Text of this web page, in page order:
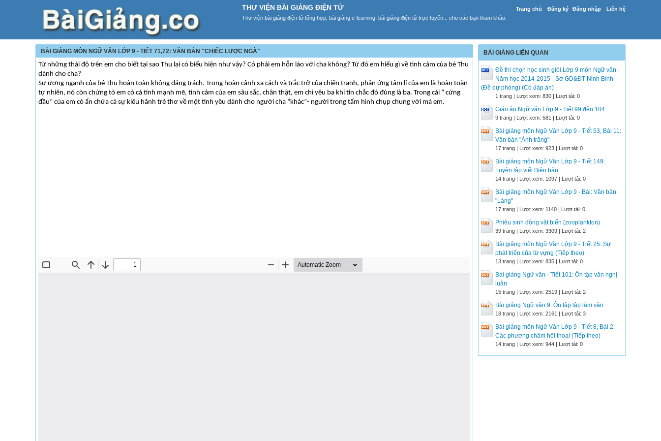
Trang chủ Đăng ký Đăng nhập Liên hệ
THƯ VIỆN BÀI GIẢNG ĐIỆN TỬ
Thư viện bài giảng điện tử tổng hợp, bài giảng e-learning, bài giảng điện tử trực tuyến... cho các bạn tham khảo.
BÀI GIẢNG MÔN NGỮ VĂN LỚP 9 - TIẾT 71,72: VĂN BẢN "CHIẾC LƯỢC NGÀ"
Từ những thái độ trên em cho biết tại sao Thu lại có biểu hiện như vậy? Có phải em hỗn láo với cha không? Từ đó em hiểu gì về tình cảm của bé Thu
dành cho cha?
Sự ương ngạnh của bé Thu hoàn toàn không đáng trách. Trong hoàn cảnh xa cách và trắc trở của chiến tranh, phản ứng tâm lí của em là hoàn toàn
tự nhiên, nó còn chứng tỏ em có cá tính mạnh mẽ, tình cảm của em sâu sắc, chân thật, em chỉ yêu ba khi tin chắc đó đúng là ba. Trong cái “ cứng
đầu” của em có ẩn chứa cả sự kiêu hãnh trẻ thơ về một tình yêu dành cho người cha “khác”- người trong tấm hình chụp chung với má em.
BÀI GIẢNG LIÊN QUAN
Đề thi chọn học sinh giỏi Lớp 9 môn Ngữ văn -
Năm học 2014-2015 - Sở GD&ĐT Ninh Bình
(Đề dự phòng) (Có đáp án)
1 trang | Lượt xem: 830 | Lượt tải: 0
Giáo án Ngữ văn Lớp 9 - Tiết 99 đến 104
9 trang | Lượt xem: 581 | Lượt tải: 0
Bài giảng môn Ngữ Văn Lớp 9 - Tiết 53, Bài 11:
Văn bản "Ánh trăng"
17 trang | Lượt xem: 923 | Lượt tải: 0
Bài giảng môn Ngữ Văn Lớp 9 - Tiết 149:
Luyện tập viết Biên bản
14 trang | Lượt xem: 1097 | Lượt tải: 0
Bài giảng môn Ngữ Văn Lớp 9 - Bài: Văn bản
"Làng"
17 trang | Lượt xem: 1140 | Lượt tải: 0
Phiêu sinh động vật biển (zooplankton)
39 trang | Lượt xem: 3309 | Lượt tải: 2
Bài giảng môn Ngữ Văn Lớp 9 - Tiết 25: Sự
phát triển của từ vựng (Tiếp theo)
13 trang | Lượt xem: 835 | Lượt tải: 0
Bài giảng Ngữ văn - Tiết 101: Ôn tập văn nghị
luận
15 trang | Lượt xem: 2519 | Lượt tải: 2
Bài giảng Ngữ văn 9: Ôn tập tập làm văn
18 trang | Lượt xem: 2161 | Lượt tải: 3
Bài giảng môn Ngữ Văn Lớp 9 - Tiết 8, Bài 2:
Các phương châm hội thoại (Tiếp theo)
14 trang | Lượt xem: 944 | Lượt tải: 0